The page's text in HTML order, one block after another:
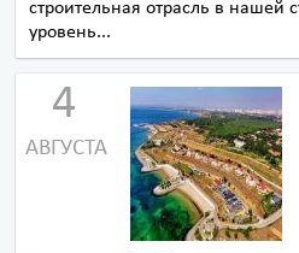
строительная отрасль в
уровень...
4
АВГУСТА